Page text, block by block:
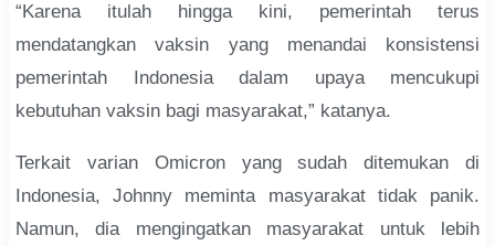
“Karena itulah hingga kini, pemerintah terus
mendatangkan vaksin yang menandai konsistensi
pemerintah Indonesia dalam upaya mencukupi
kebutuhan vaksin bagi masyarakat,” katanya.
Terkait varian Omicron yang sudah ditemukan di
Indonesia, Johnny meminta masyarakat tidak panik.
Namun, dia mengingatkan masyarakat untuk lebih